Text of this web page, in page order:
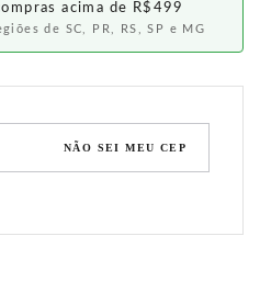
acima de R$499
de SC, PR, RS, SP e MG
NÃO SEI MEU CEP